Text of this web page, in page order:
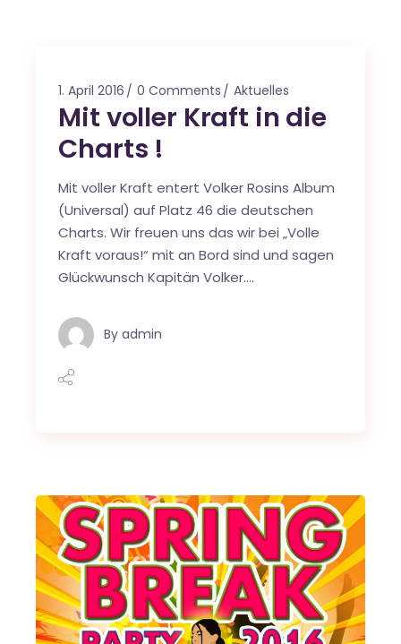
1. April 2016 0 Comments Aktuelles
Mit voller Kraft in die
Charts !
Mit voller Kraft entert Volker Rosins Album
(Universal) auf Platz 46 die deutschen
Charts. Wir freuen uns das wir bei „Volle
Kraft voraus!“ mit an Bord sind und sagen
Glückwunsch Kapitän Volker….
By admin